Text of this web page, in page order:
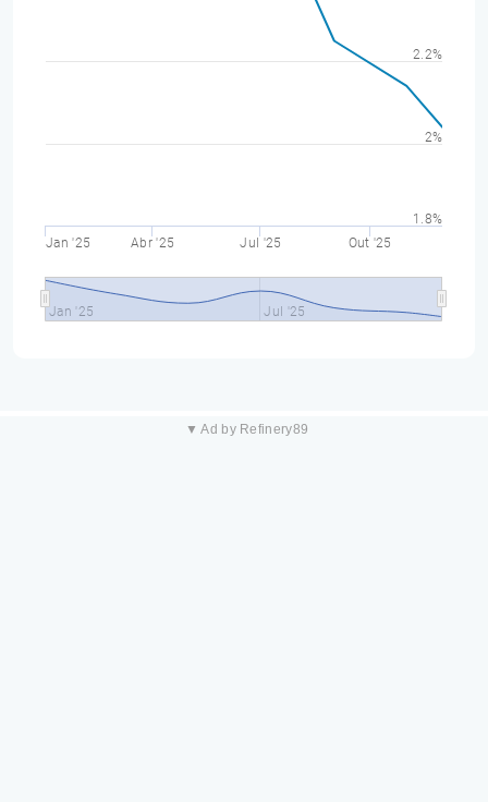
Jan '25 Abr '25 Jul '25 Out '25
Jan '25 Jul '25
2%
2.2%
1.8%
▼ Ad by Refinery89